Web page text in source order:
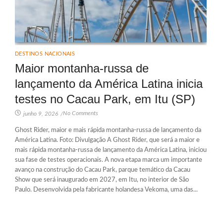
DESTINOS NACIONAIS
Maior montanha-russa de
lançamento da América Latina inicia
testes no Cacau Park, em Itu (SP)
junho 9, 2026 /No Comments
Ghost Rider, maior e mais rápida montanha-russa de lançamento da
América Latina. Foto: Divulgação A Ghost Rider, que será a maior e
mais rápida montanha-russa de lançamento da América Latina, iniciou
sua fase de testes operacionais. A nova etapa marca um importante
avanço na construção do Cacau Park, parque temático da Cacau
Show que será inaugurado em 2027, em Itu, no interior de São
Paulo. Desenvolvida pela fabricante holandesa Vekoma, uma das...